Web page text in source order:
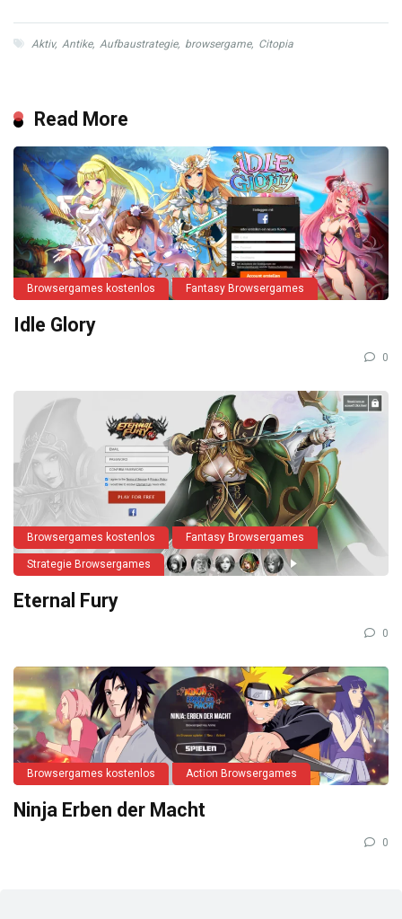
Aktiv, Antike, Aufbaustrategie, browsergame, Citopia
Read More
Browsergames kostenlos Fantasy Browsergames
Idle Glory
0
Browsergames kostenlos Fantasy Browsergames
Strategie Browsergames
Eternal Fury
0
Browsergames kostenlos Action Browsergames
Ninja Erben der Macht
0